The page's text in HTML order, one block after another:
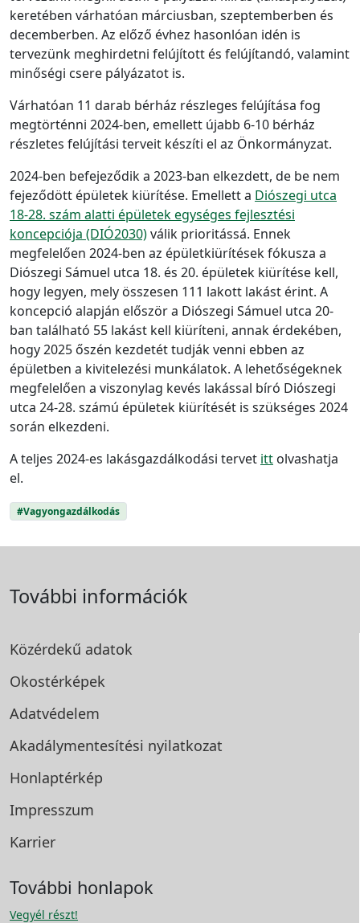
keretében várhatóan márciusban, szeptemberben és
decemberben. Az előző évhez hasonlóan idén is
tervezünk meghirdetni felújított és felújítandó, valamint
minőségi csere pályázatot is.
Várhatóan 11 darab bérház részleges felújítása fog
megtörténni 2024-ben, emellett újabb 6-10 bérház
részletes felújítási terveit készíti el az Önkormányzat.
2024-ben befejeződik a 2023-ban elkezdett, de be nem
fejeződött épületek kiürítése. Emellett a Diószegi utca
18-28. szám alatti épületek egységes fejlesztési
koncepciója (DIÓ2030)válik prioritássá. Ennek
megfelelően 2024-ben az épületkiürítések fókusza a
Diószegi Sámuel utca 18. és 20. épületek kiürítése kell,
hogy legyen, mely összesen 111 lakott lakást érint. A
koncepció alapján először a Diószegi Sámuel utca 20-
ban található 55 lakást kell kiüríteni, annak érdekében,
hogy 2025 őszén kezdetét tudják venni ebben az
épületben a kivitelezési munkálatok. A lehetőségeknek
megfelelően a viszonylag kevés lakással bíró Diószegi
utca 24-28. számú épületek kiürítését is szükséges 2024
során elkezdeni.
A teljes 2024-es lakásgazdálkodási tervet itt olvashatja
el.
#Vagyongazdálkodás
További információk
Közérdekű adatok
Okostérképek
Adatvédelem
Akadálymentesítési nyilatkozat
Honlaptérkép
Impresszum
Karrier
További honlapok
Vegyél részt!